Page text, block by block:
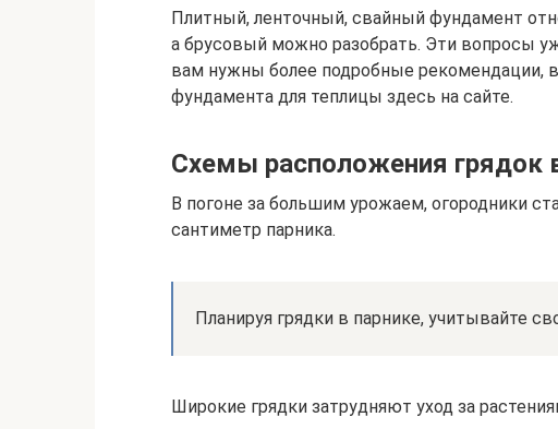
Плитный, ленточный, свайный фундамент
а брусовый можно разобрать. Эти вопросы
вам нужны более подробные рекомендации,
фундамента для теплицы здесь на сайте.
Схемы расположения грядок
В погоне за большим урожаем, огородники
сантиметр парника.
Планируя грядки в парнике, учитывайте
Широкие грядки затрудняют уход за